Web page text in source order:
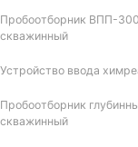
Пробоотборник ВПП-
скважинный
Устройство ввода
Пробоотборник
скважинный